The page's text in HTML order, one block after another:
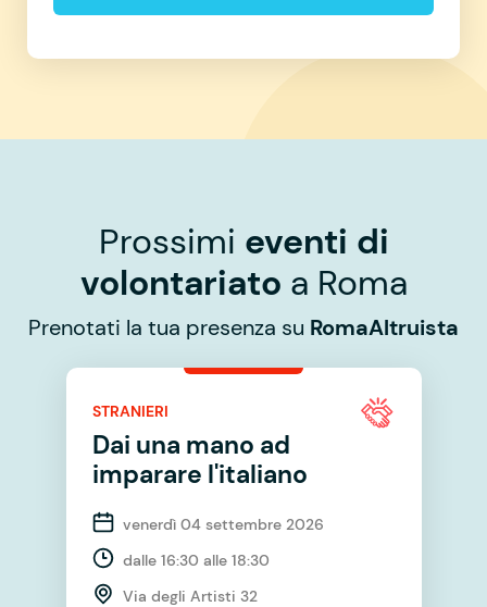
Prossimi eventi di
volontariato a Roma
Prenotati la tua presenza su RomaAltruista
STRANIERI
Dai una mano ad
imparare l'italiano
venerdì 04 settembre 2026
dalle 16:30 alle 18:30
Via degli Artisti 32